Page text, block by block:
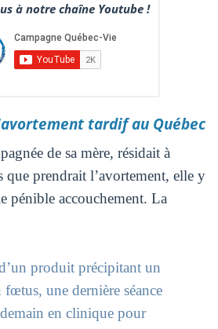
à notre chaîne Youtube !
tardif au Québec
de sa mère, résidait à
que prendrait l’avortement, elle y
pénible accouchement. La
produit précipitant un
fœtus, une dernière séance
en clinique pour